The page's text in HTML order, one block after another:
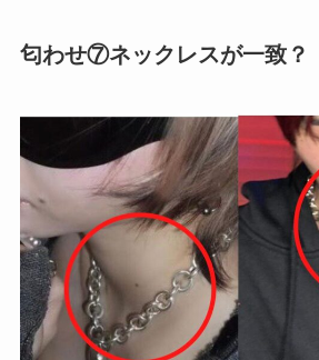
匂わせ⑦ネックレスが一致？